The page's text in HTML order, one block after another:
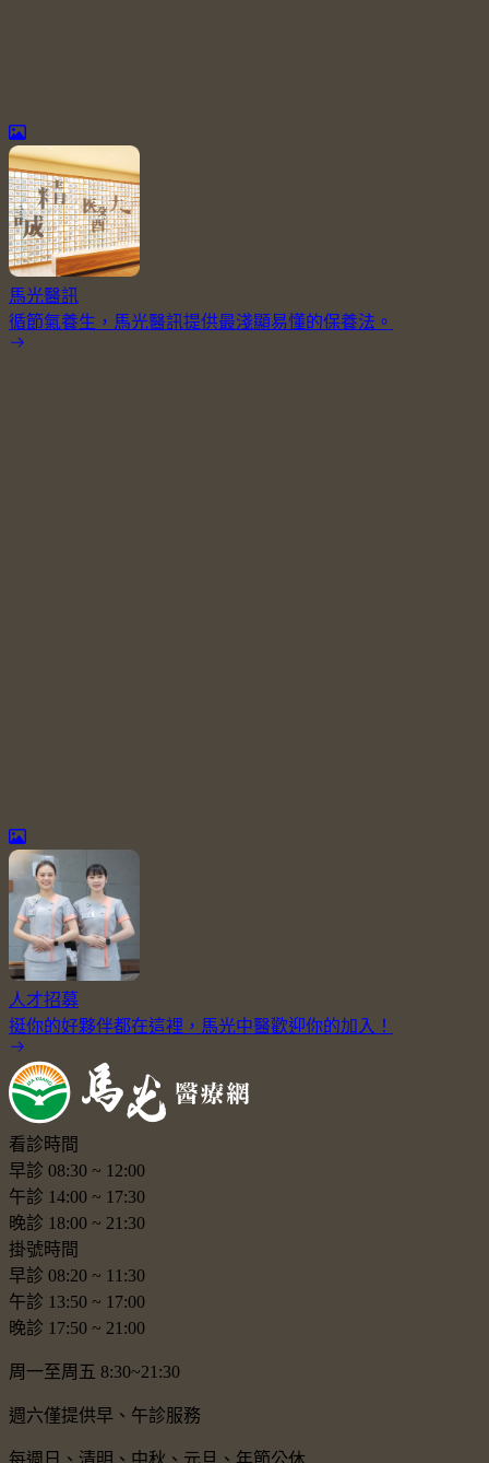
馬光醫訊
循節氣養生，馬光醫訊提供最淺顯易懂的保養法。
人才招募
挺你的好夥伴都在這裡，馬光中醫歡迎你的加入！
看診時間
早診 08:30 ~ 12:00
午診 14:00 ~ 17:30
晚診 18:00 ~ 21:30
掛號時間
早診 08:20 ~ 11:30
午診 13:50 ~ 17:00
晚診 17:50 ~ 21:00
周一至周五 8:30~21:30
週六僅提供早、午診服務
每週日、清明、中秋、元旦、年節公休